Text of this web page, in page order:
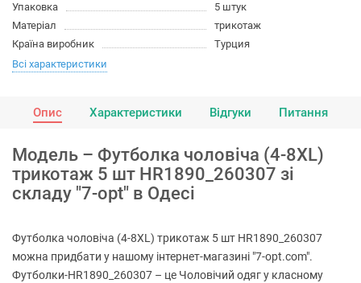
Упаковка
5 штук
Матеріал
трикотаж
Країна виробник
Турция
Всі характеристики
Опис Характеристики Відгуки Питання
Модель – Футболка чоловіча (4-8XL)
трикотаж 5 шт HR1890_260307 зі
складу "7-opt" в Одесі
Футболка чоловіча (4-8XL) трикотаж 5 шт HR1890_260307
можна придбати у нашому інтернет-магазині "7-opt.com".
Футболки-HR1890_260307 – це Чоловічий одяг у класному